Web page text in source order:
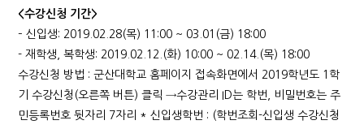
<수강신청 기간>
– 신입생: 2019.02.28(목) 11:00 ~ 03.01(금) 18:00
- 재학생, 복학생: 2019.02.12.(화) 10:00 ~ 02.14.(목) 18:00
수강신청 방법 : 군산대학교 홈페이지 접속화면에서 2019학년도 1학
기 수강신청(오른쪽 버튼) 클릭 →수강관리 ID는 학번, 비밀번호는 주
민등록번호 뒷자리 7자리 * 신입생학번 : (학번조회-신입생 수강신청